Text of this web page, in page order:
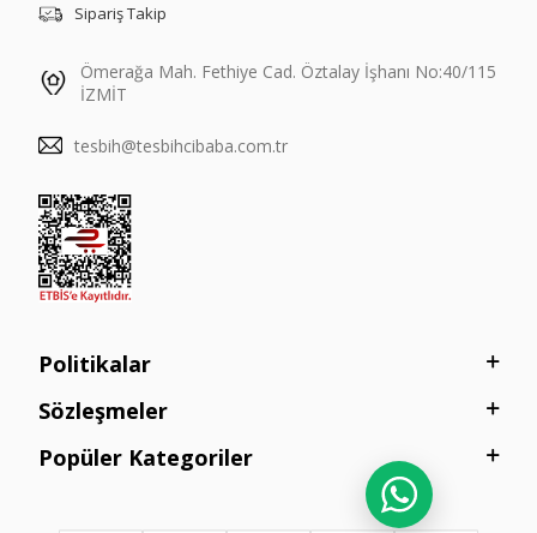
Sipariş Takip
Ömerağa Mah. Fethiye Cad. Öztalay İşhanı No:40/115
İZMİT
tesbih@tesbihcibaba.com.tr
Politikalar
Sözleşmeler
Popüler Kategoriler